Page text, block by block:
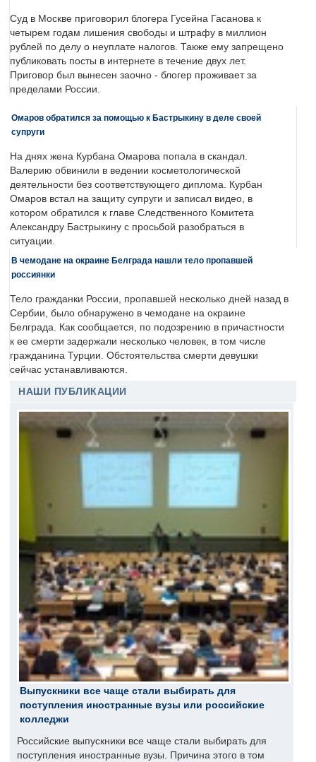
Суд в Москве приговорил блогера Гусейна Гасанова к
четырем годам лишения свободы и штрафу в миллион
рублей по делу о неуплате налогов. Также ему запрещено
публиковать посты в интернете в течение двух лет.
Приговор был вынесен заочно - блогер проживает за
пределами России.
Омаров обратился за помощью к Бастрыкину в деле своей
супруги
На днях жена Курбана Омарова попала в скандал.
Валерию обвинили в ведении косметологической
деятельности без соответствующего диплома. Курбан
Омаров встал на защиту супруги и записал видео, в
котором обратился к главе Следственного Комитета
Александру Бастрыкину с просьбой разобраться в
ситуации.
В чемодане на окраине Белграда нашли тело пропавшей
россиянки
Тело гражданки России, пропавшей несколько дней назад в
Сербии, было обнаружено в чемодане на окраине
Белграда. Как сообщается, по подозрению в причастности
к ее смерти задержали несколько человек, в том числе
гражданина Турции. Обстоятельства смерти девушки
сейчас устанавливаются.
НАШИ ПУБЛИКАЦИИ
Выпускники все чаще стали выбирать для
поступления иностранные вузы или российские
колледжи
Российские выпускники все чаще стали выбирать для
поступления иностранные вузы. Причина этого в том